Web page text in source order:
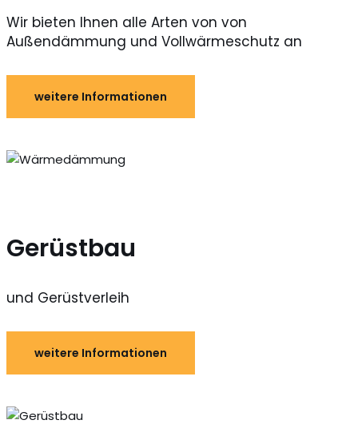
Wir bieten Ihnen alle Arten von von
Außendämmung und Vollwärmeschutz an
weitere Informationen
Gerüstbau
und Gerüstverleih
weitere Informationen